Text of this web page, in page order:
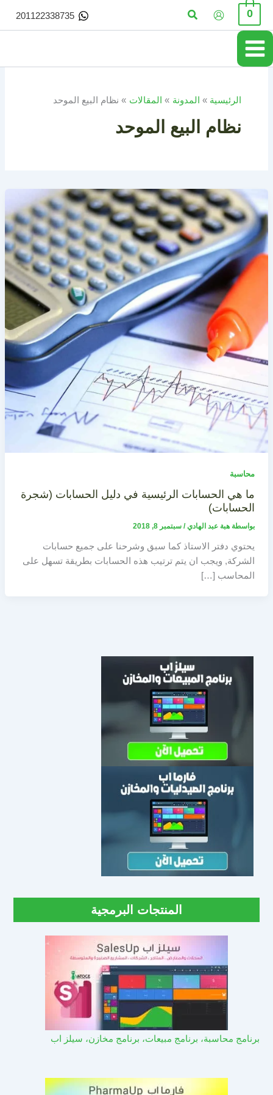
تخطي
المحتوى
0 البحث 201122338735
الرئيسية المدونة المقالات نظام البيع الموحد
نظام البيع الموحد
محاسبة
ما هي الحسابات الرئيسية في دليل الحسابات (شجرة
الحسابات)
بواسطة هبة عبد الهادي/ سبتمبر 8, 2018
يحتوي دفتر الاستاذ كما سبق وشرحنا على جميع حسابات
الشركة, ويجب ان يتم ترتيب هذه الحسابات بطريقة تسهل على
المحاسب […]
المنتجات البرمجية
برنامج محاسبة، برنامج مبيعات، برنامج مخازن، سيلز اب